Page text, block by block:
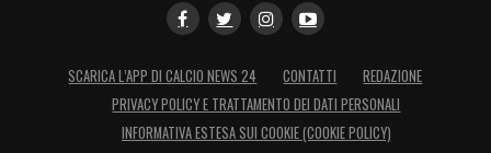
SCARICA L’APP DI CALCIO NEWS 24 CONTATTI
REDAZIONE
PRIVACY POLICY E TRATTAMENTO DEI DATI PERSONALI
INFORMATIVA ESTESA SUI COOKIE (COOKIE POLICY)